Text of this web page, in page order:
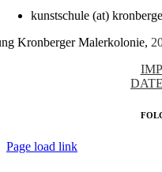
kunstschule (at)
Kronberger Malerkolonie,
Page load link